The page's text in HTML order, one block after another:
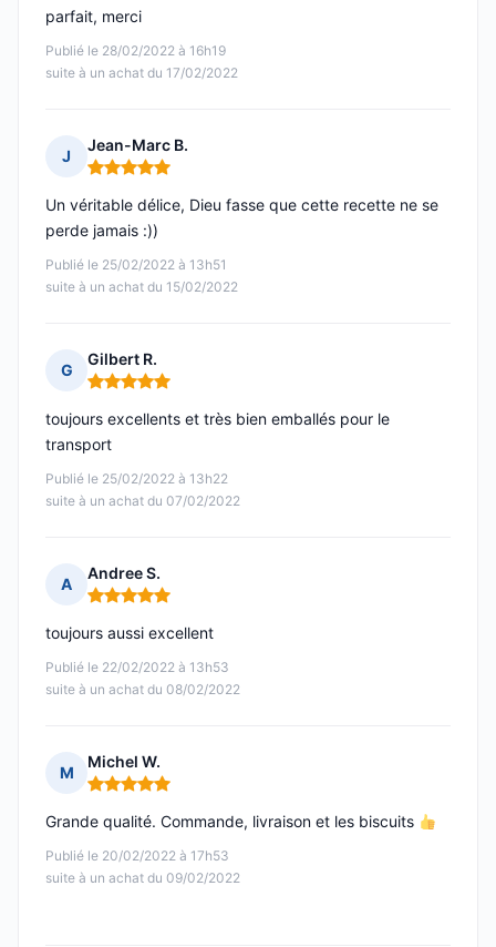
Publié le 28/02/2022 à 16h19
suite à un achat du 17/02/2022
parfait, merci
J
Jean-Marc B.
Note : 5 sur 5
Publié le 25/02/2022 à 13h51
suite à un achat du 15/02/2022
Un véritable délice, Dieu fasse que cette recette ne se
perde jamais :))
G
Gilbert R.
Note : 5 sur 5
Publié le 25/02/2022 à 13h22
suite à un achat du 07/02/2022
toujours excellents et très bien emballés pour le
transport
A
Andree S.
Note : 5 sur 5
Publié le 22/02/2022 à 13h53
suite à un achat du 08/02/2022
toujours aussi excellent
M
Michel W.
Note : 5 sur 5
Publié le 20/02/2022 à 17h53
suite à un achat du 09/02/2022
Grande qualité. Commande, livraison et les biscuits